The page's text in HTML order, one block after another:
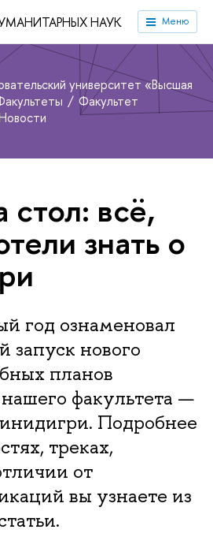
НАУК Меню
университет «Высшая
Факультет
стол: всё,
знать о
год ознаменовал
запуск нового
планов
факультета —
Подробнее
треках,
от
вы узнаете из